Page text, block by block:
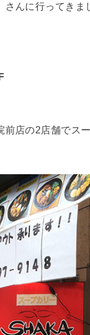
んに行ってきま
店の2店舗でス